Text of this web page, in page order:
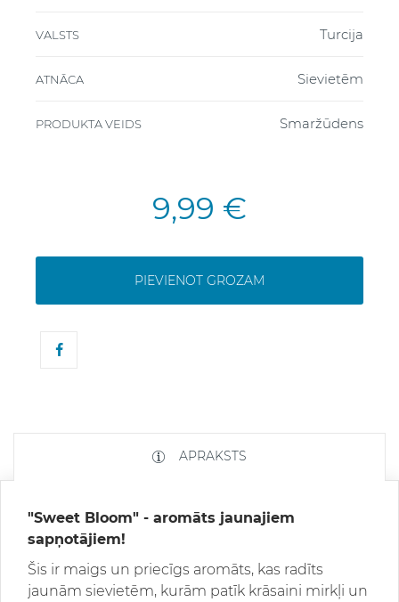
VALSTS Turcija
ATNĀCA Sievietēm
PRODUKTA VEIDS Smaržūdens
9,99 €
PIEVIENOT GROZAM
APRAKSTS
"Sweet Bloom" - aromāts jaunajiem
sapņotājiem!
Šis ir maigs un priecīgs aromāts, kas radīts
jaunām sievietēm, kurām patīk krāsaini mirkļi un